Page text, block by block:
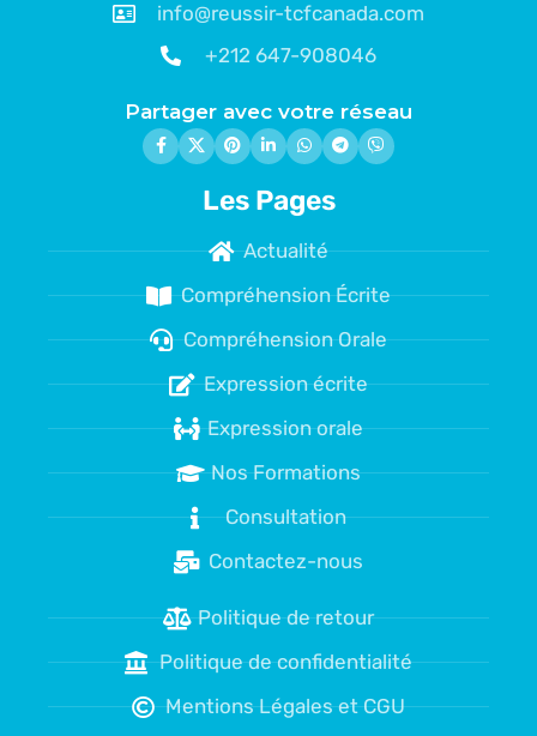
info@reussir-tcfcanada.com
+212 647-908046
Partager avec votre réseau
Les Pages
Actualité
Compréhension Écrite
Compréhension Orale
Expression écrite
Expression orale
Nos Formations
Consultation
Contactez-nous
Politique de retour
Politique de confidentialité
Mentions Légales et CGU